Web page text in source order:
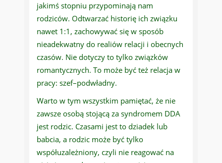
jakimś stopniu przypominają nam
rodziców. Odtwarzać historię ich związku
nawet 1:1, zachowywać się w sposób
nieadekwatny do realiów relacji i obecnych
czasów. Nie dotyczy to tylko związków
romantycznych. To może być też relacja w
pracy: szef–podwładny.
Warto w tym wszystkim pamiętać, że nie
zawsze osobą stojącą za syndromem DDA
jest rodzic. Czasami jest to dziadek lub
babcia, a rodzic może być tylko
współuzależniony, czyli nie reagować na